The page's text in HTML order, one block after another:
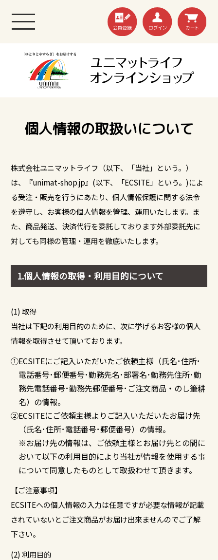
個人情報の取扱いについて
株式会社ユニマットライフ（以下、「当社」という。）
は、『unimat-shop.jp』(以下、「ECSITE」という。)によ
る受注・販売を行うにあたり、個人情報保護に関する法令
を遵守し、お客様の個人情報を管理、運用いたします。ま
た、商品発送、決済代行を委託しております外部委託先に
対しても同様の管理・運用を徹底いたします。
1.個人情報の取得・利用目的について
(1) 取得
当社は下記の利用目的のために、次に挙げるお客様の個人
情報を取得させて頂いております。
①ECSITEにご記入いただいたご依頼主様（氏名･住所･
電話番号･郵便番号･勤務先名･部署名･勤務先住所･勤
務先電話番号･勤務先郵便番号･ご注文商品・のし筆耕
名）の情報。
②ECSITEにご依頼主様よりご記入いただいたお届け先
（氏名･住所･電話番号･郵便番号）の情報。
※お届け先の情報は、ご依頼主様とお届け先との間に
おいて以下の利用目的により当社が情報を使用する事
について同意したものとして取扱わせて頂きます。
【ご注意事項】
ECSITEへの個人情報の入力は任意ですが必要な情報が記載
されていないとご注文商品がお届け出来ませんのでご了解
下さい。
(2) 利用目的